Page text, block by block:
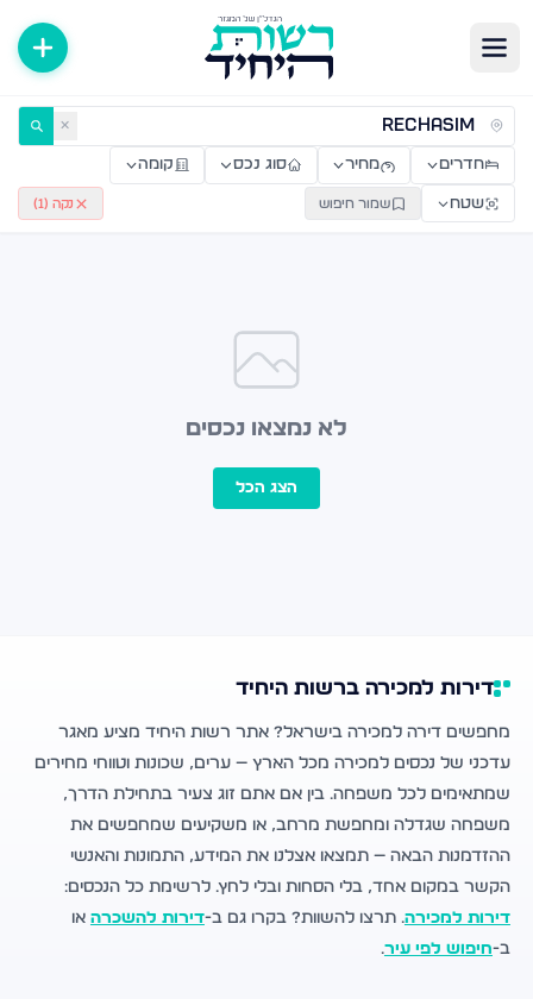
דירות למכירה ולהשכרה — רשות היחיד ✕
חדרים מחיר סוג נכס קומה
שטח שמור חיפוש נקה ( 1
)
לא נמצאו נכסים
הצג הכל
דירות למכירה ברשות היחיד
מחפשים דירה למכירה בישראל? אתר רשות היחיד מציע מאגר
עדכני של נכסים למכירה מכל הארץ — ערים, שכונות וטווחי מחירים
שמתאימים לכל משפחה. בין אם אתם זוג צעיר בתחילת הדרך,
משפחה שגדלה ומחפשת מרחב, או משקיעים שמחפשים את
ההזדמנות הבאה — תמצאו אצלנו את המידע, התמונות והאנשי
הקשר במקום אחד, בלי הסחות ובלי לחץ. לרשימת כל הנכסים:
דירות למכירה. תרצו להשוות? בקרו גם ב-דירות להשכרה או
ב-חיפוש לפי עיר.